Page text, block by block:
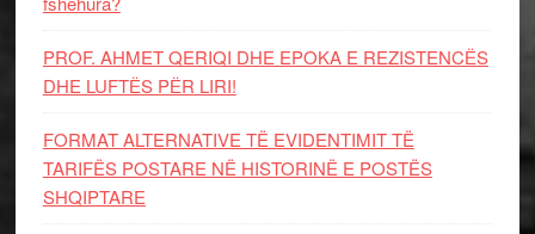
PROF. AHMET QERIQI DHE EPOKA E REZISTENCЁS
DHE LUFTЁS PЁR LIRI!
FORMAT ALTERNATIVE TË EVIDENTIMIT TË
TARIFËS POSTARE NË HISTORINË E POSTËS
SHQIPTARE